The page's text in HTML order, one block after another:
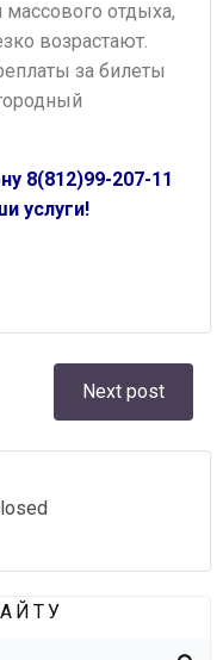
массового отдыха,
возрастают.
за билеты
8(812)99-207-11
услуги!
Next post